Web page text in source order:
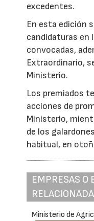
excedentes.
En esta edición
candidaturas en
convocadas,
Extraordinario,
Ministerio.
Los premiados
acciones de
Ministerio,
de los
habitual, en
EMPRESAS O
Ministerio de